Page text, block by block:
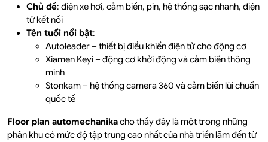
Chủ đề: điện xe hơi, cảm biến, pin, hệ thống sạc nhanh, điện
tử kết nối
Tên tuổi nổi bật:
Autoleader – thiết bị điều khiển điện tử cho động cơ
Xiamen Keyi – động cơ khởi động và cảm biến thông
minh
Stonkam – hệ thống camera 360 và cảm biến lùi chuẩn
quốc tế
Floor plan automechanikacho thấy đây là một trong những
phân khu có mức độ tập trung cao nhất của nhà triển lãm đến từ